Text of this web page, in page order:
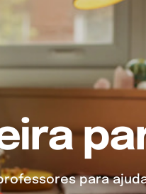
para